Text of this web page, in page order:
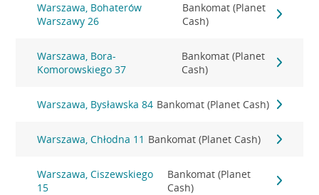
Warszawa, Bohaterów
Warszawy 26
Bankomat (Planet
Cash)
Warszawa, Bora-
Komorowskiego 37
Bankomat (Planet
Cash)
Warszawa, Bysławska 84 Bankomat (Planet Cash)
Warszawa, Chłodna 11 Bankomat (Planet Cash)
Warszawa, Ciszewskiego
15
Bankomat (Planet
Cash)